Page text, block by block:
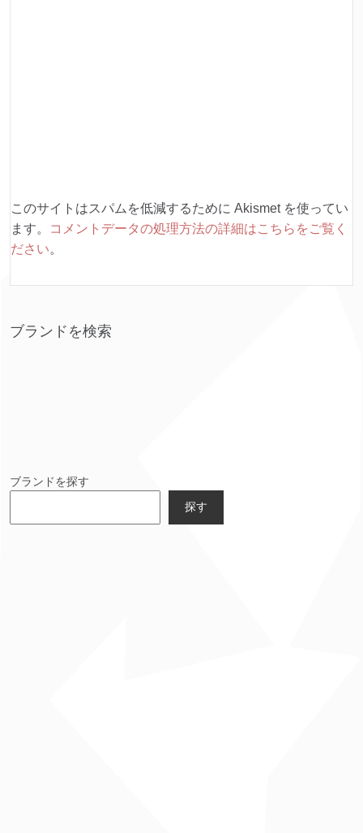
このサイトはスパムを低減するために Akismet を使ってい
ます。
コメントデータの処理方法の詳細はこちらをご覧く
ださい。
ブランドを検索
ブランドを探す
探す